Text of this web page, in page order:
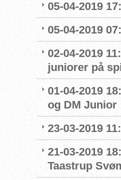
05-04-2019
05-04-2019
02-04-2019
juniorer på
01-04-2019
og DM Junior
23-03-2019
21-03-2019
Taastrup